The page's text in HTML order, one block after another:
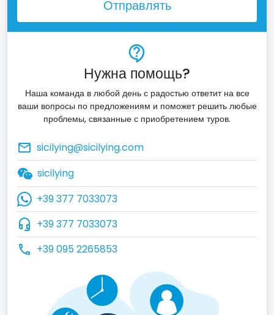
Отправлять
contact_support
Нужна помощь?
Наша команда в любой день с радостью ответит на все
ваши вопросы по предложениям и поможет решить любые
проблемы, связанные с приобретением туров.
mail_outline sicilying@sicilying.com
sicilying
+39 377 7033073
headset_mic +39 377 7033073
call +39 095 2265853